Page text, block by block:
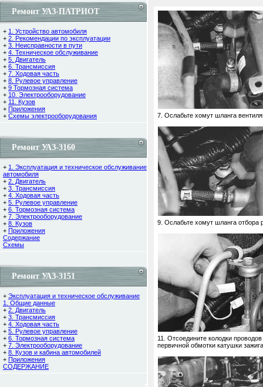
Ремонт УАЗ-ПАТРИОТ
+ 1. Устройство автомобиля
+ 2. Рекомендации по эксплуатации
+ 3. Неисправности в пути
+ 4. Техническое обслуживание
+ 5. Двигатель
+ 6. Трансмиссия
+ 7. Ходовая часть
+ 8. Рулевое управление
+ 9 Тормозная система
+ 10. Электрооборудование
+ 11. Кузов
+ Приложения
+ Схемы электрооборудования
Ремонт УАЗ-3160
+ 1. Эксплуатация и техническое обслуживание
автомобиля
+ 2. Двигатель
+ 3. Трансмиссия
+ 4. Ходовая часть
+ 5. Рулевое управление
+ 6. Тормозная система
+ 7. Электрооборудование
+ 8. Кузов
+ Приложения
Содержание
Cхемы
Ремонт УАЗ-3151
+ Эксплуатация и техническое обслуживание
1. Общие данные
+ 2. Двигатель
+ 3. Трансмиссия
+ 4. Ходовая часть
+ 5. Рулевое управление
+ 6. Тормозная система
+ 7. Электрооборудование
+ 8. Кузов и кабина автомобилей
+ Приложения
СОДЕРЖАНИЕ
7. Ослабьте хомут шланга
9. Ослабьте хомут шланга отбора
11. Отсоедините колодки
первичной обмотки катушки